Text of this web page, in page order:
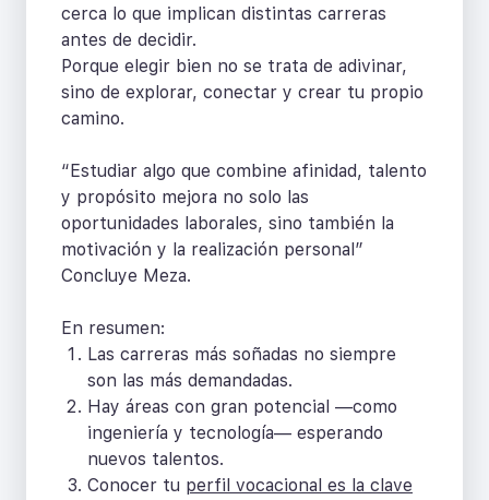
cerca lo que implican distintas carreras
antes de decidir.
Porque elegir bien no se trata de adivinar,
sino de explorar, conectar y crear tu propio
camino.
“Estudiar algo que combine afinidad, talento
y propósito mejora no solo las
oportunidades laborales, sino también la
motivación y la realización personal”
Concluye Meza.
En resumen:
Las carreras más soñadas no siempre
son las más demandadas.
Hay áreas con gran potencial —como
ingeniería y tecnología— esperando
nuevos talentos.
Conocer tu perfil vocacional es la clave